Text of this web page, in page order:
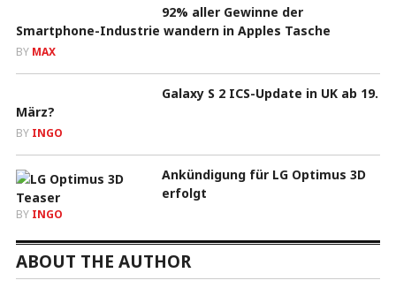
92% aller Gewinne der
Smartphone-Industrie wandern in Apples Tasche
BY MAX
Galaxy S 2 ICS-Update in UK ab 19.
März?
BY INGO
Ankündigung für LG Optimus 3D
erfolgt
BY INGO
ABOUT THE AUTHOR